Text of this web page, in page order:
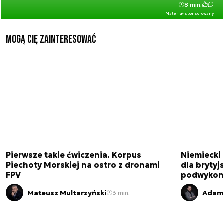
Materiał sponsorowany
8 min.
Mogą Cię zainteresować
Pierwsze takie ćwiczenia. Korpus
Piechoty Morskiej na ostro z dronami
FPV
Mateusz Multarzyński 3 min.
dla